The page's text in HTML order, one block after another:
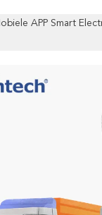
APP Smart